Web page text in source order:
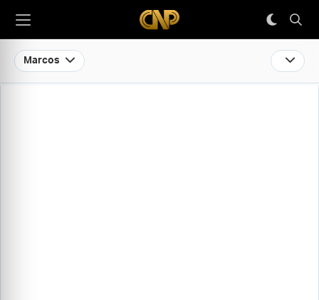
Marcos